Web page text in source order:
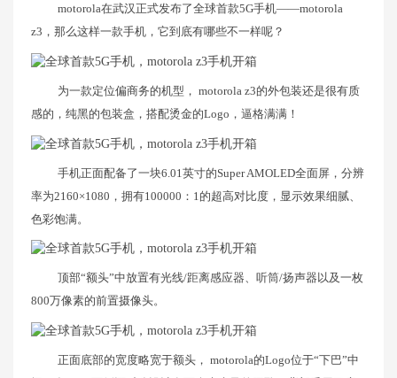
motorola在武汉正式发布了全球首款5G手机——motorola
z3，那么这样一款手机，它到底有哪些不一样呢？
为一款定位偏商务的机型， motorola z3的外包装还是很有质
感的，纯黑的包装盒，搭配烫金的Logo，逼格满满！
手机正面配备了一块6.01英寸的Super AMOLED全面屏，分辨
率为2160×1080，拥有100000：1的超高对比度，显示效果细腻、
色彩饱满。
顶部“额头”中放置有光线/距离感应器、听筒/扬声器以及一枚
800万像素的前置摄像头。
正面底部的宽度略宽于额头， motorola的Logo位于“下巴”中